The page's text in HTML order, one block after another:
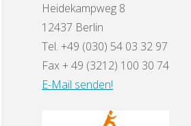
Heidekampweg 8
12437 Berlin
Tel. +49 (030) 54 03 32 97
Fax + 49 (3212) 100 30 74
E-Mail senden!